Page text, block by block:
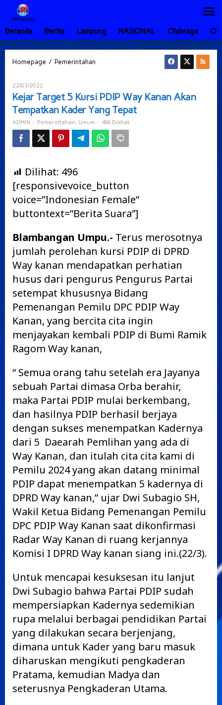
Lewati
konten
Beranda
Berita Lampung NASIONAL Olahraga
Homepage / Pemerintahan
PDIP
Way
Kanan
Akan
Tempatkan
Kader
22/03/2022
Kejar Target 5 Kursi PDIP Way Kanan Akan
Tempatkan Kader Yang Tepat
ADMIN - Pemerintahan, Umum - 496 Dilihat
Dilihat: 496
[responsivevoice_button
voice=”Indonesian Female”
buttontext=”Berita Suara”]
Blambangan Umpu.- Terus merosotnya
jumlah perolehan kursi PDIP di DPRD
Way kanan mendapatkan perhatian
husus dari pengurus Pengurus Partai
setempat khususnya Bidang
Pemenangan Pemilu DPC PDIP Way
Kanan, yang bercita cita ingin
menjayakan kembali PDIP di Bumi Ramik
Ragom Way kanan,
“ Semua orang tahu setelah era Jayanya
sebuah Partai dimasa Orba berahir,
maka Partai PDIP mulai berkembang,
dan hasilnya PDIP berhasil berjaya
dengan sukses menempatkan Kadernya
dari 5 Daearah Pemlihan yang ada di
Way Kanan, dan itulah cita cita kami di
Pemilu 2024 yang akan datang minimal
PDIP dapat menempatkan 5 kadernya di
DPRD Way kanan,” ujar Dwi Subagio SH,
Wakil Ketua Bidang Pemenangan Pemilu
DPC PDIP Way Kanan saat dikonfirmasi
Radar Way Kanan di ruang kerjannya
Komisi I DPRD Way kanan siang ini.(22/3).
Untuk mencapai kesuksesan itu lanjut
Dwi Subagio bahwa Partai PDIP sudah
mempersiapkan Kadernya sedemikian
rupa melalui berbagai pendidikan Partai
yang dilakukan secara berjenjang,
dimana untuk Kader yang baru masuk
diharuskan mengikuti pengkaderan
Pratama, kemudian Madya dan
seterusnya Pengkaderan Utama.